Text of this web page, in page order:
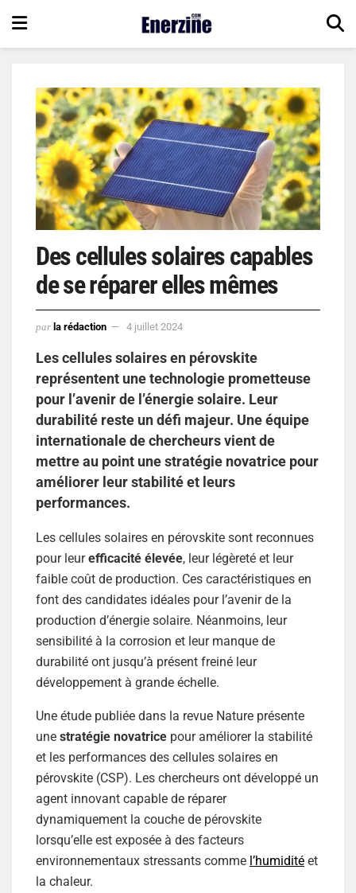
Des cellules solaires capables
de se réparer elles mêmes
par la rédaction 4 juillet 2024
Les cellules solaires en pérovskite
représentent une technologie prometteuse
pour l’avenir de l’énergie solaire. Leur
durabilité reste un défi majeur. Une équipe
internationale de chercheurs vient de
mettre au point une stratégie novatrice pour
améliorer leur stabilité et leurs
performances.
Les cellules solaires en pérovskite sont reconnues
pour leurefficacité élevée, leur légèreté et leur
faible coût de production. Ces caractéristiques en
font des candidates idéales pour l’avenir de la
production d’énergie solaire. Néanmoins, leur
sensibilité à la corrosion et leur manque de
durabilité ont jusqu’à présent freiné leur
développement à grande échelle.
Une étude publiée dans la revue Nature présente
une stratégie novatrice pour améliorer la stabilité
et les performances des cellules solaires en
pérovskite (CSP). Les chercheurs ont développé un
agent innovant capable de réparer
dynamiquement la couche de pérovskite
lorsqu’elle est exposée à des facteurs
environnementaux stressants comme l’humidité et
la chaleur.